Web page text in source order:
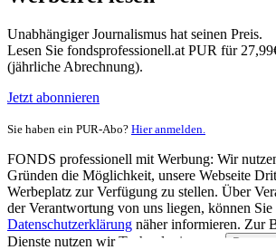
Unabhängiger Journalismus hat seinen Preis.
Lesen Sie fondsprofessionell.at PUR für
(jährliche Abrechnung).
Jetzt abonnieren
Sie haben ein PUR-Abo? Hier anmelden.
FONDS professionell mit Werbung: Wir
Gründen die Möglichkeit, unsere Webseite
Werbeplatz zur Verfügung zu stellen. Über
der Verantwortung von uns liegen, können Sie
Datenschutzerklärung näher informieren. Zur
Dienste nutzen wir Technologien von